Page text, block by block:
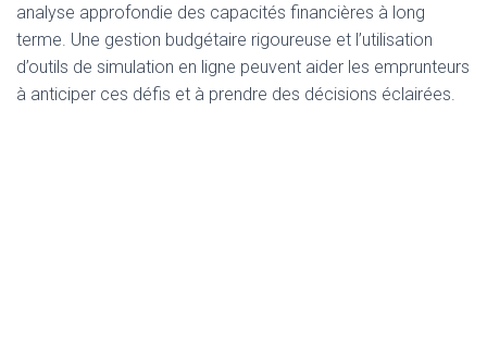
analyse approfondie des capacités financières à long
terme. Une gestion budgétaire rigoureuse et l’utilisation
d’outils de simulation en ligne peuvent aider les emprunteurs
à anticiper ces défis et à prendre des décisions éclairées.